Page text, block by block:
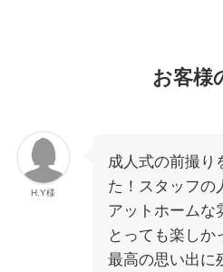
お客様
H.Y様
成人式の前撮り
た！スタッフの
アットホームな
とっても楽しか
最高の思い出に